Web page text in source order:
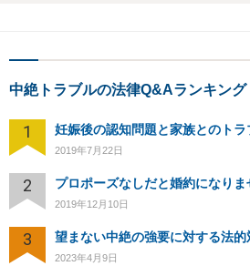
中絶トラブルの法律Q&Aランキング
1 妊娠後の認知問題と家族とのト
2019年7月22日
2 プロポーズなしだと婚約になりま
2019年12月10日
3 望まない中絶の強要に対する法
2023年4月9日